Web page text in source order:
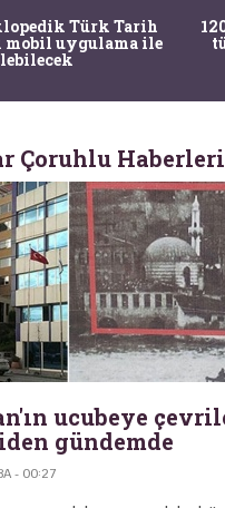
Türk Tarih
mobil uygulama ile
Çoruhlu Haberleri
ucubeye
gündemde
- 00:27